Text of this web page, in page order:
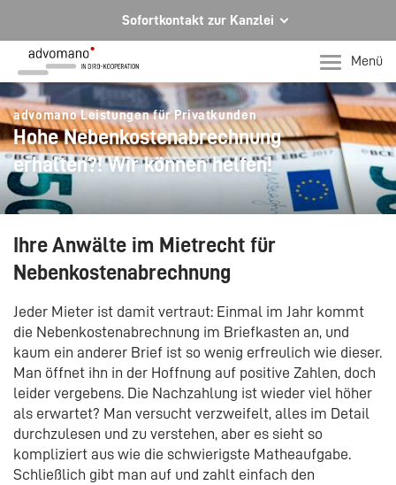
Sofortkontakt zur Kanzlei
Ihre Rechtsberatung in Hagen und Iserlohn
Ihr direkter Kontakt zu uns
Telefon Hagen
+49 2331 91599-0
Telefon Iserlohn
T +49 2371 78971-0
Per E-Mail für Sie da.
mail@advomano.de
Menü
advomano Leistungen für Privatkunden
Hohe Nebenkostenabrechnung
erhalten?! Wir können helfen!
Ihre Anwälte im Mietrecht für
Nebenkostenabrechnung
Jeder Mieter ist damit vertraut: Einmal im Jahr kommt
die Nebenkostenabrechnung im Briefkasten an, und
kaum ein anderer Brief ist so wenig erfreulich wie dieser.
Man öffnet ihn in der Hoffnung auf positive Zahlen, doch
leider vergebens. Die Nachzahlung ist wieder viel höher
als erwartet? Man versucht verzweifelt, alles im Detail
durchzulesen und zu verstehen, aber es sieht so
kompliziert aus wie die schwierigste Matheaufgabe.
Schließlich gibt man auf und zahlt einfach den